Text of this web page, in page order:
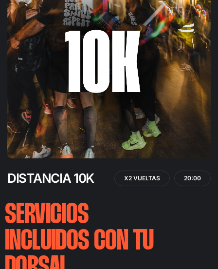
DISTANCIA 10K X2 VUELTAS 20:00
SERVICIOS
INCLUIDOS CON TU